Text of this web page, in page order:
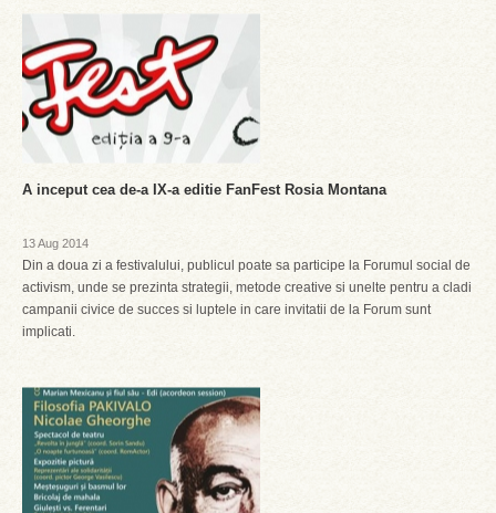
A inceput cea de-a IX-a editie FanFest Rosia Montana
13 Aug 2014
Din a doua zi a festivalului, publicul poate sa participe la Forumul social de
activism, unde se prezinta strategii, metode creative si unelte pentru a cladi
campanii civice de succes si luptele in care invitatii de la Forum sunt
implicati.